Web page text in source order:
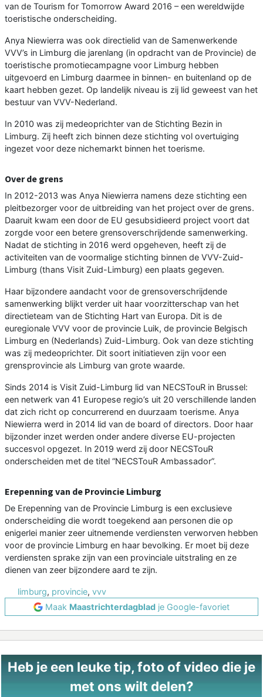
van de Tourism for Tomorrow Award 2016 – een wereldwijde
toeristische onderscheiding.
Anya Niewierra was ook directielid van de Samenwerkende
VVV’s in Limburg die jarenlang (in opdracht van de Provincie) de
toeristische promotiecampagne voor Limburg hebben
uitgevoerd en Limburg daarmee in binnen- en buitenland op de
kaart hebben gezet. Op landelijk niveau is zij lid geweest van het
bestuur van VVV-Nederland.
In 2010 was zij medeoprichter van de Stichting Bezin in
Limburg. Zij heeft zich binnen deze stichting vol overtuiging
ingezet voor deze nichemarkt binnen het toerisme.
Over de grens
In 2012-2013 was Anya Niewierra namens deze stichting een
pleitbezorger voor de uitbreiding van het project over de grens.
Daaruit kwam een door de EU gesubsidieerd project voort dat
zorgde voor een betere grensoverschrijdende samenwerking.
Nadat de stichting in 2016 werd opgeheven, heeft zij de
activiteiten van de voormalige stichting binnen de VVV-Zuid-
Limburg (thans Visit Zuid-Limburg) een plaats gegeven.
Haar bijzondere aandacht voor de grensoverschrijdende
samenwerking blijkt verder uit haar voorzitterschap van het
directieteam van de Stichting Hart van Europa. Dit is de
euregionale VVV voor de provincie Luik, de provincie Belgisch
Limburg en (Nederlands) Zuid-Limburg. Ook van deze stichting
was zij medeoprichter. Dit soort initiatieven zijn voor een
grensprovincie als Limburg van grote waarde.
Sinds 2014 is Visit Zuid-Limburg lid van NECSTouR in Brussel:
een netwerk van 41 Europese regio’s uit 20 verschillende landen
dat zich richt op concurrerend en duurzaam toerisme. Anya
Niewierra werd in 2014 lid van de board of directors. Door haar
bijzonder inzet werden onder andere diverse EU-projecten
succesvol opgezet. In 2019 werd zij door NECSTouR
onderscheiden met de titel “NECSTouR Ambassador”.
Erepenning van de Provincie Limburg
De Erepenning van de Provincie Limburg is een exclusieve
onderscheiding die wordt toegekend aan personen die op
enigerlei manier zeer uitnemende verdiensten verworven hebben
voor de provincie Limburg en haar bevolking. Er moet bij deze
verdiensten sprake zijn van een provinciale uitstraling en ze
dienen van zeer bijzondere aard te zijn.
limburg, provincie, vvv
Maak Maastrichterdagblad je Google-favoriet
Heb je een leuke tip, foto of video die je
met ons wilt delen?